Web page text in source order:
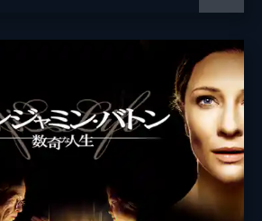
ジェイソン・ブラム
ヘレン・エスタブルック
ミシェル・リトヴァク
デヴィッド・ランカスター